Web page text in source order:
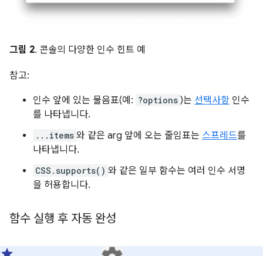
그림 2. 콘솔의 다양한 인수 힌트 예
참고:
인수 앞에 있는 물음표(예: ?options )는 선택사항 인수
를 나타냅니다.
...items 와 같은 arg 앞에 오는 줄임표는 스프레드를
나타냅니다.
CSS.supports() 와 같은 일부 함수는 여러 인수 서명
을 허용합니다.
함수 실행 후 자동 완성